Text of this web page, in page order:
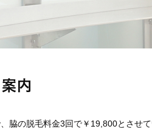
内
脇の脱毛料金3回で￥19,800とさせて